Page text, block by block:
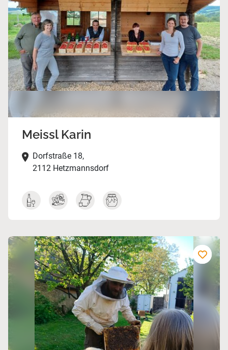
Meissl Karin
Dorfstraße 18,
2112 Hetzmannsdorf